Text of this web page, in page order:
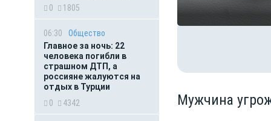
0
1805
06:30
Общество
Главное за ночь: 22
человека погибли в
страшном ДТП, а
россияне жалуются на
отдых в Турции
0
4342 Мужчина